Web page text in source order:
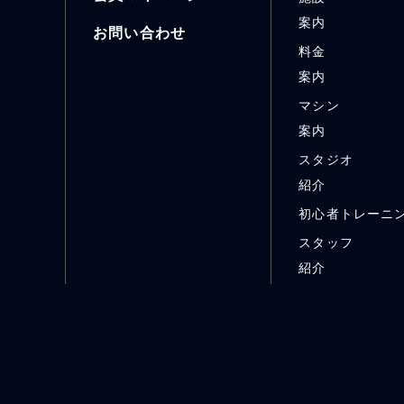
お問い合わせ
案内
料金
案内
マシン
案内
スタジオ
紹介
初心者トレーニ
スタッフ
紹介